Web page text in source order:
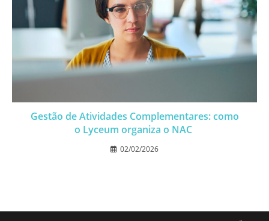
Gestão de Atividades Complementares: como
o Lyceum organiza o NAC
02/02/2026